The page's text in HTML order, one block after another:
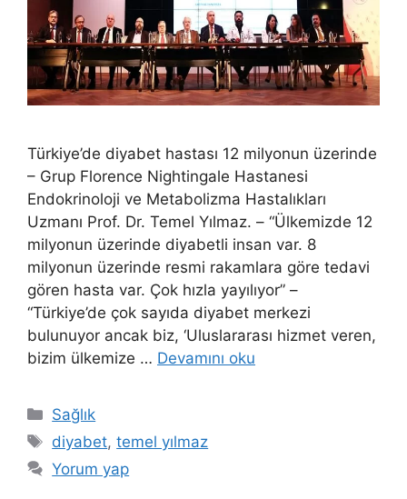
Türkiye’de diyabet hastası 12 milyonun üzerinde
– Grup Florence Nightingale Hastanesi
Endokrinoloji ve Metabolizma Hastalıkları
Uzmanı Prof. Dr. Temel Yılmaz. – “Ülkemizde 12
milyonun üzerinde diyabetli insan var. 8
milyonun üzerinde resmi rakamlara göre tedavi
gören hasta var. Çok hızla yayılıyor” –
“Türkiye’de çok sayıda diyabet merkezi
bulunuyor ancak biz, ‘Uluslararası hizmet veren,
bizim ülkemize … Devamını oku
Kategoriler
Sağlık
Etiketler
diyabet,temel yılmaz
Yorum yap